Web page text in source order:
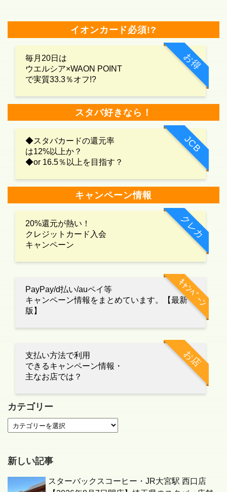
イオンカード必須!?
お得
毎月20日は
ウエルシア×WAON POINT
で実質33.3％オフ!?
スタバ好きなら！
JCB
◆スタバカードの還元率
は12%以上か？
◆or 16.5％以上を目指す？
キャンペーン情報
クレカ
20%還元が熱い！
クレジットカード入会
キャンペーン
ｷｬﾝﾍﾟｰﾝ
PayPay/d払い/auペイ等
キャンペーン情報をまとめています。【最新
版】
お店
支払い方法で利用
できるキャンペーン情報・
主なお店では？
カテゴリー
新しい記事
スターバックスコーヒー・JR大宮駅 西口店